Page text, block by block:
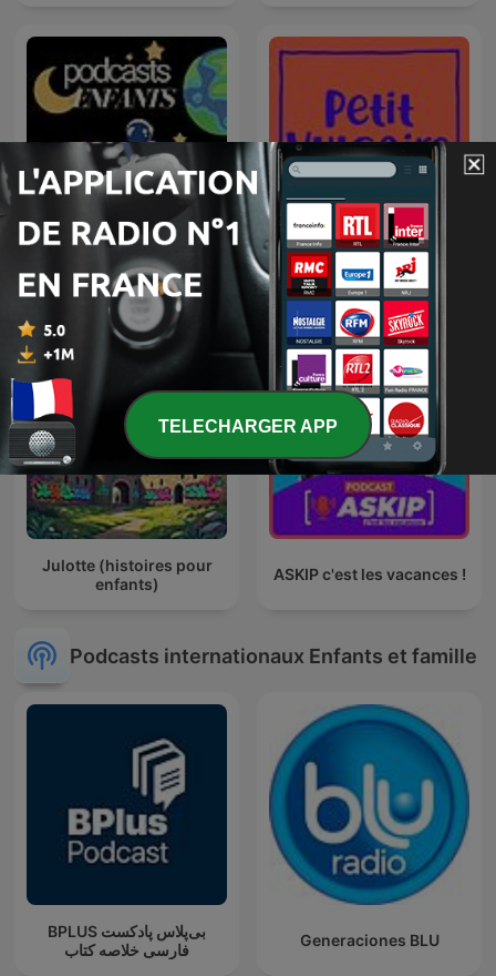
Podcasts pour enfants :
les meilleures histoires
pour enfants
Petit Vulgaire
Julotte (histoires pour
enfants)
ASKIP c'est les vacances !
Podcasts internationaux Enfants et famille
‌BPLUS بی‌پلاس پادکست
فارسی خلاصه کتاب
Generaciones BLU
TELECHARGER APP